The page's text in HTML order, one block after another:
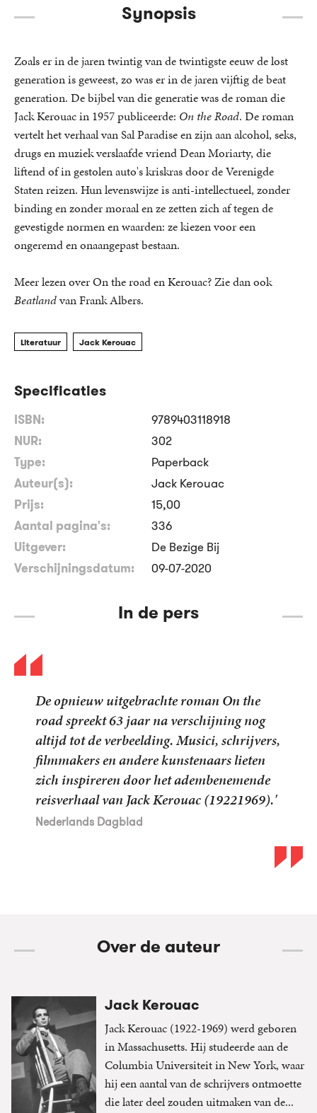
Synopsis
Zoals er in de jaren twintig van de twintigste eeuw de lost
generation is geweest, zo was er in de jaren vijftig de beat
generation. De bijbel van die generatie was de roman die
Jack Kerouac in 1957 publiceerde: On the Road. De roman
vertelt het verhaal van Sal Paradise en zijn aan alcohol, seks,
drugs en muziek verslaafde vriend Dean Moriarty, die
liftend of in gestolen auto's kriskras door de Verenigde
Staten reizen. Hun levenswijze is anti-intellectueel, zonder
binding en zonder moraal en ze zetten zich af tegen de
gevestigde normen en waarden: ze kiezen voor een
ongeremd en onaangepast bestaan.
Meer lezen over On the road en Kerouac? Zie dan ook
Beatlandvan Frank Albers.
Literatuur Jack Kerouac
Specificaties
ISBN:
9789403118918
NUR:
302
Type:
Paperback
Auteur(s):
Jack Kerouac
Prijs:
15,00
Aantal pagina's:
336
Uitgever:
De Bezige Bij
Verschijningsdatum:
09-07-2020
In de pers
De opnieuw uitgebrachte roman On the
road spreekt 63 jaar na verschijning nog
altijd tot de verbeelding. Musici, schrijvers,
filmmakers en andere kunstenaars lieten
zich inspireren door het adembenemende
reisverhaal van Jack Kerouac (19221969).'
Nederlands Dagblad
Over de auteur
Jack Kerouac
Jack Kerouac (1922-1969) werd geboren
in Massachusetts. Hij studeerde aan de
Columbia Universiteit in New York, waar
hij een aantal van de schrijvers ontmoette
die later deel zouden uitmaken van de...